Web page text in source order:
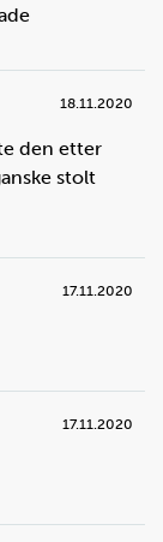
18.11.2020
den etter
stolt
17.11.2020
17.11.2020